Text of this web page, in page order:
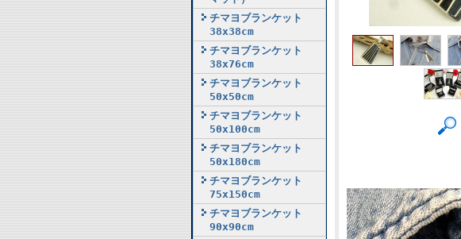
チマヨブランケット
38x38cm
チマヨブランケット
38x76cm
チマヨブランケット
50x50cm
チマヨブランケット
50x100cm
チマヨブランケット
50x180cm
チマヨブランケット
75x150cm
チマヨブランケット
90x90cm